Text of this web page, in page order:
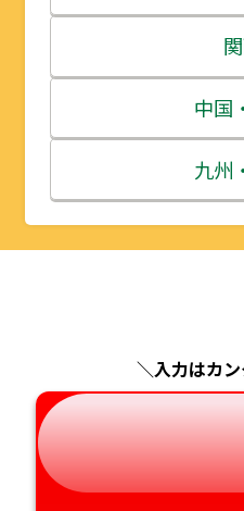
岩
宮
秋
山
栃
群
埼
千
新
富
石
福
静
三
滋
京
和
中国
鳥
島
徳
九州
福
熊
大
＼入力はカ